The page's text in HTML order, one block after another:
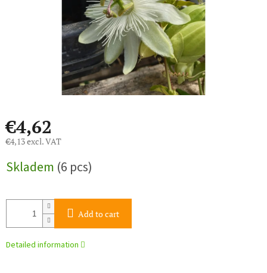
€4,62
€4,13 excl. VAT
price:
Skladem (6 pcs)
Add to cart
Detailed information